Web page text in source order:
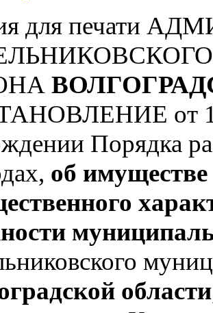
для печати
от
Порядка
об имуществе
области